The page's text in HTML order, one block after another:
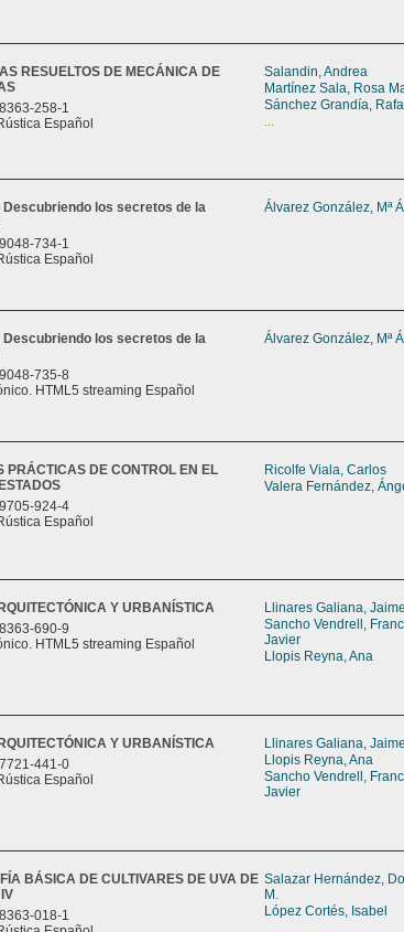
RESUELTOS DE MECÁNICA DE
258-1
Español
Salandin, Andrea
Martínez Sala, Rosa
Sánchez Grandía,
...
Descubriendo los secretos de la
734-1
Español
Álvarez González, Mª
Descubriendo los secretos de la
735-8
HTML5 streaming Español
Álvarez González, Mª
PRÁCTICAS DE CONTROL EN EL
924-4
Español
Ricolfe Viala, Carlos
Valera Fernández,
Y URBANÍSTICA
690-9
HTML5 streaming Español
Llinares Galiana, Jaime
Sancho Vendrell,
Javier
Llopis Reyna, Ana
Y URBANÍSTICA
441-0
Español
Llinares Galiana, Jaime
Llopis Reyna, Ana
Sancho Vendrell,
Javier
BÁSICA DE CULTIVARES DE UVA DE
018-1
Salazar Hernández,
M.
López Cortés, Isabel